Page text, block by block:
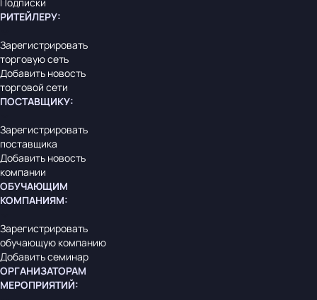
Подписки
РИТЕЙЛЕРУ:
Зарегистрировать
торговую сеть
Добавить новость
торговой сети
ПОСТАВЩИКУ:
Зарегистрировать
поставщика
Добавить новость
компании
ОБУЧАЮЩИМ
КОМПАНИЯМ:
Зарегистрировать
обучающую компанию
Добавить семинар
ОРГАНИЗАТОРАМ
МЕРОПРИЯТИЙ: